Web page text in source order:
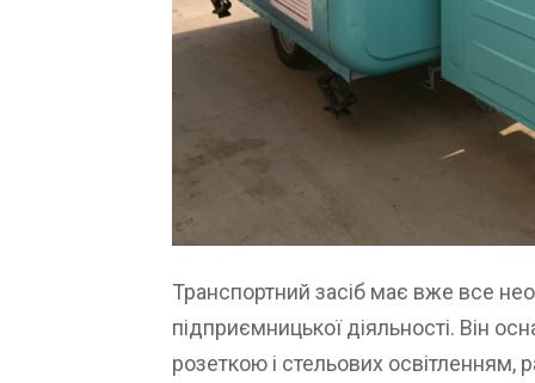
Транспортний засіб має вже все
підприємницької діяльності. Він
розеткою і стельових освітленням,